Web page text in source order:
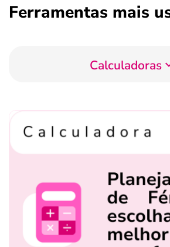
Ferramentas mais
Calculadoras